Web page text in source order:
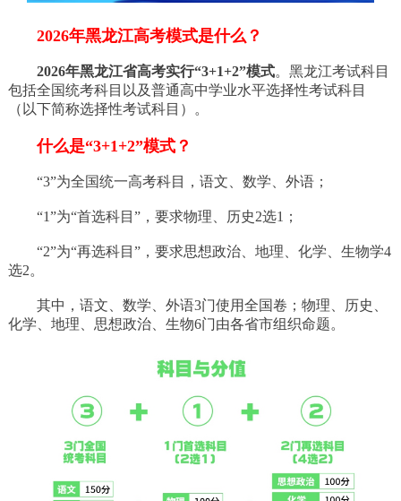
2026年黑龙江高考模式是什么？
2026年黑龙江省高考实行“3+1+2”模式。黑龙江考试科目
包括全国统考科目以及普通高中学业水平选择性考试科目
（以下简称选择性考试科目）。
什么是“3+1+2”模式？
“3”为全国统一高考科目，语文、数学、外语；
“1”为“首选科目”，要求物理、历史2选1；
“2”为“再选科目”，要求思想政治、地理、化学、生物学4
选2。
其中，语文、数学、外语3门使用全国卷；物理、历史、
化学、地理、思想政治、生物6门由各省市组织命题。